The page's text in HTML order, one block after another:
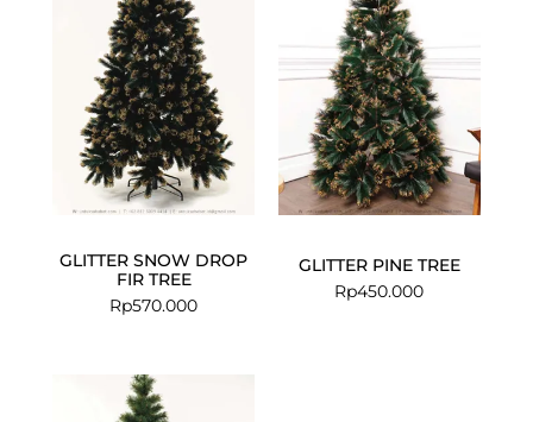
GLITTER SNOW DROP
FIR TREE
Rp570.000
GLITTER PINE TREE
Rp450.000